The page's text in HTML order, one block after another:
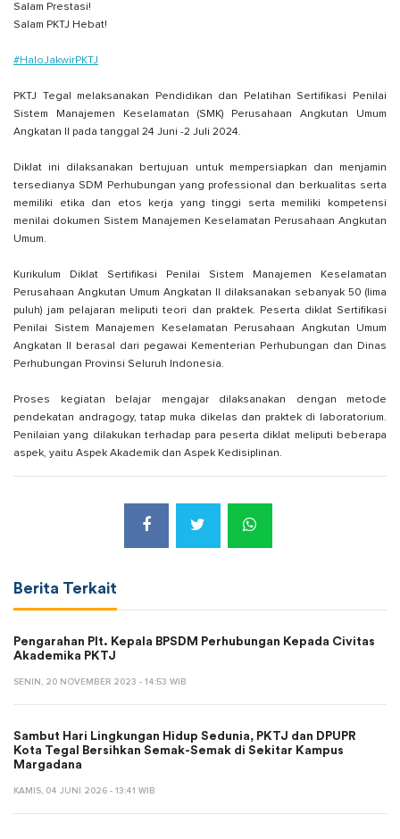
Salam Prestasi!
Salam PKTJ Hebat!
#HaloJakwirPKTJ
PKTJ Tegal melaksanakan Pendidikan dan Pelatihan Sertifikasi Penilai
Sistem Manajemen Keselamatan (SMK) Perusahaan Angkutan Umum
Angkatan II pada tanggal 24 Juni -2 Juli 2024.
Diklat ini dilaksanakan bertujuan untuk mempersiapkan dan menjamin
tersedianya SDM Perhubungan yang professional dan berkualitas serta
memiliki etika dan etos kerja yang tinggi serta memiliki kompetensi
menilai dokumen Sistem Manajemen Keselamatan Perusahaan Angkutan
Umum.
Kurikulum Diklat Sertifikasi Penilai Sistem Manajemen Keselamatan
Perusahaan Angkutan Umum Angkatan II dilaksanakan sebanyak 50 (lima
puluh) jam pelajaran meliputi teori dan praktek. Peserta diklat Sertifikasi
Penilai Sistem Manajemen Keselamatan Perusahaan Angkutan Umum
Angkatan II berasal dari pegawai Kementerian Perhubungan dan Dinas
Perhubungan Provinsi Seluruh Indonesia.
Proses kegiatan belajar mengajar dilaksanakan dengan metode
pendekatan andragogy, tatap muka dikelas dan praktek di laboratorium.
Penilaian yang dilakukan terhadap para peserta diklat meliputi beberapa
aspek, yaitu Aspek Akademik dan Aspek Kedisiplinan.
Berita Terkait
Pengarahan Plt. Kepala BPSDM Perhubungan Kepada Civitas
Akademika PKTJ
SENIN, 20 NOVEMBER 2023 - 14:53 WIB
Sambut Hari Lingkungan Hidup Sedunia, PKTJ dan DPUPR
Kota Tegal Bersihkan Semak-Semak di Sekitar Kampus
Margadana
KAMIS, 04 JUNI 2026 - 13:41 WIB